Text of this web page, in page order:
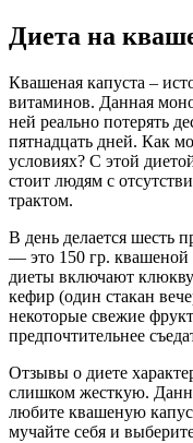
Диета на
Квашеная капуста –
витаминов. Данная
ней реально потерять
пятнадцать дней. Как
условиях? С этой
стоит людям с
трактом.
В день делается
— это 150 гр. квашеной
диеты включают
кефир (один стакан
некоторые свежие
предпочтительнее
Отзывы о диете
слишком жесткую.
любите квашеную
мучайте себя и